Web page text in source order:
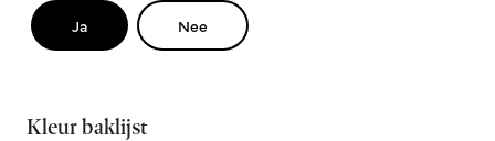
Ja Nee
Kleur baklijst